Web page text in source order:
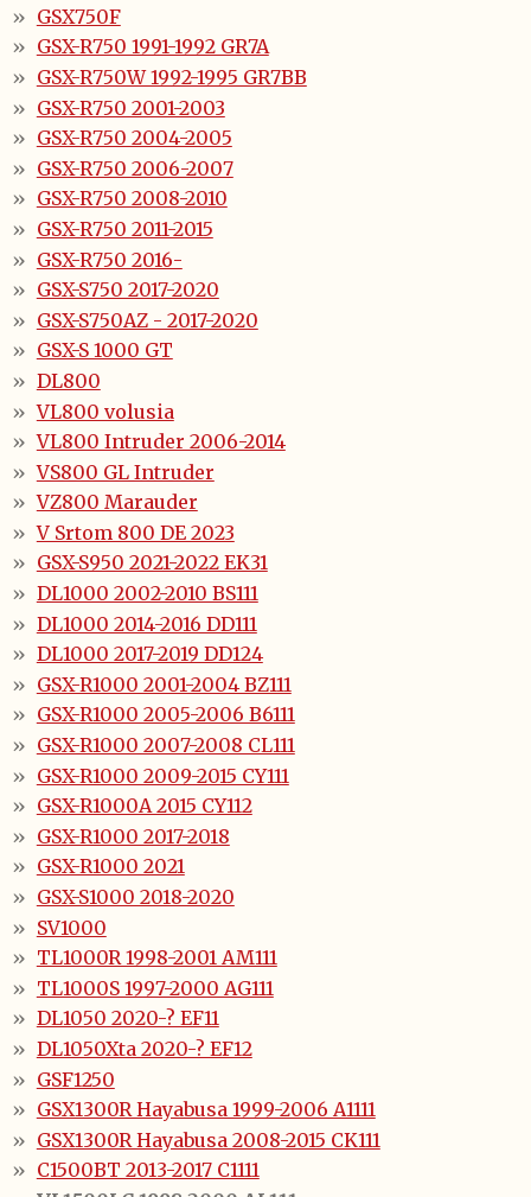
GSX750F
GSX-R750 1991-1992 GR7A
GSX-R750W 1992-1995 GR7BB
GSX-R750 2001-2003
GSX-R750 2004-2005
GSX-R750 2006-2007
GSX-R750 2008-2010
GSX-R750 2011-2015
GSX-R750 2016-
GSX-S750 2017-2020
GSX-S750AZ - 2017-2020
GSX-S 1000 GT
DL800
VL800 volusia
VL800 Intruder 2006-2014
VS800 GL Intruder
VZ800 Marauder
V Srtom 800 DE 2023
GSX-S950 2021-2022 EK31
DL1000 2002-2010 BS111
DL1000 2014-2016 DD111
DL1000 2017-2019 DD124
GSX-R1000 2001-2004 BZ111
GSX-R1000 2005-2006 B6111
GSX-R1000 2007-2008 CL111
GSX-R1000 2009-2015 CY111
GSX-R1000A 2015 CY112
GSX-R1000 2017-2018
GSX-R1000 2021
GSX-S1000 2018-2020
SV1000
TL1000R 1998-2001 AM111
TL1000S 1997-2000 AG111
DL1050 2020-? EF11
DL1050Xta 2020-? EF12
GSF1250
GSX1300R Hayabusa 1999-2006 A1111
GSX1300R Hayabusa 2008-2015 CK111
C1500BT 2013-2017 C1111